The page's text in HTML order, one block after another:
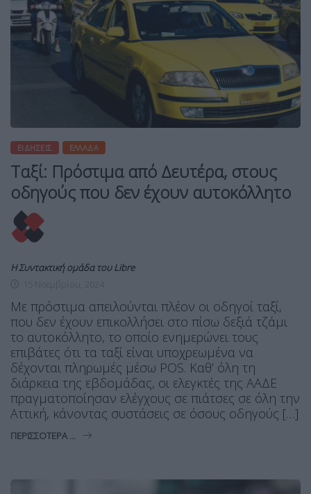
ΕΙΔΉΣΕΙΣ ΕΛΛΆΔΑ
Ταξί: Πρόστιμα από Δευτέρα, στους
οδηγούς που δεν έχουν αυτοκόλλητο
Η Συντακτική ομάδα του Libre
Με πρόστιμα απειλούνται πλέον οι οδηγοί ταξί,
που δεν έχουν επικολλήσει στο πίσω δεξιά τζάμι
το αυτοκόλλητο, το οποίο ενημερώνει τους
επιβάτες ότι τα ταξί είναι υποχρεωμένα να
δέχονται πληρωμές μέσω POS. Καθ’ όλη τη
διάρκεια της εβδομάδας, οι ελεγκτές της ΑΑΔΕ
πραγματοποίησαν ελέγχους σε πιάτσες σε όλη την
Αττική, κάνοντας συστάσεις σε όσους οδηγούς […]
ΠΕΡΙΣΣΌΤΕΡΑ ...